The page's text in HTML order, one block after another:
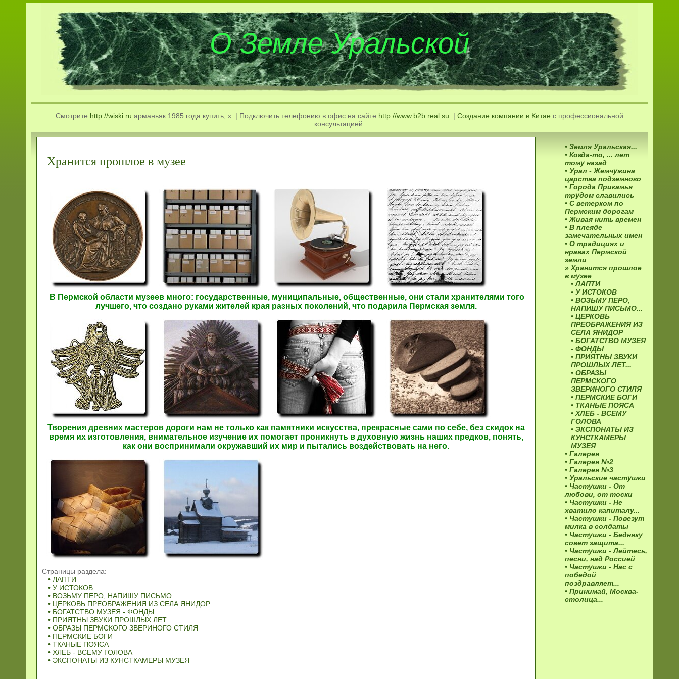
О Земле Уральской
Смотрите http://wiski.ru арманьяк 1985 года купить, x. | Подключить телефонию в офис на сайте http://www.b2b.real.su . | Создание компании в Китае с профессиональной
консультацией.
• Земля Уральская...
• Когда-то, ... лет
тому назад
• Урал - Жемчужина
царства подземного
• Города Прикамья
трудом славились
• С ветерком по
Пермским дорогам
• Живая нить времен
• В плеяде
замечательных имен
• О традициях и
нравах Пермской
земли
» Хранится прошлое
в музее
• ЛАПТИ
• У ИСТОКОВ
• ВОЗЬМУ ПЕРО,
НАПИШУ ПИСЬМО...
• ЦЕРКОВЬ
ПРЕОБРАЖЕНИЯ ИЗ
СЕЛА ЯНИДОР
• БОГАТСТВО МУЗЕЯ
- ФОНДЫ
• ПРИЯТНЫ ЗВУКИ
ПРОШЛЫХ ЛЕТ...
• ОБРАЗЫ
ПЕРМСКОГО
ЗВЕРИНОГО СТИЛЯ
• ПЕРМСКИЕ БОГИ
• ТКАНЫЕ ПОЯСА
• ХЛЕБ - ВСЕМУ
ГОЛОВА
• ЭКСПОНАТЫ ИЗ
КУНСТКАМЕРЫ
МУЗЕЯ
• Галерея
• Галерея №2
• Галерея №3
• Уральские частушки
• Частушки - От
любови, от тоски
• Частушки - Не
хватило капиталу...
• Частушки - Повезут
милка в солдаты
• Частушки - Бедняку
совет защита...
• Частушки - Лейтесь,
песни, над Россией
• Частушки - Нac с
победой
поздравляет...
• Принимай, Москва-
столица...
Хранится прошлое в музее
В Пермской области музеев много: государственные, муниципальные, общественные, они стали хранителями того
лучшего, что создано руками жителей края разных поколений, что подарила Пермская земля.
Творения древних мастеров дороги нам не только как памятники искусства, прекрасные сами по себе, без скидок на
время их изготовления, внимательное изучение их помогает проникнуть в духовную жизнь наших предков, понять,
как они воспринимали окружавший их мир и пытались воздействовать на него.
Страницы раздела:
• ЛАПТИ
• У ИСТОКОВ
• ВОЗЬМУ ПЕРО, НАПИШУ ПИСЬМО...
• ЦЕРКОВЬ ПРЕОБРАЖЕНИЯ ИЗ СЕЛА ЯНИДОР
• БОГАТСТВО МУЗЕЯ - ФОНДЫ
• ПРИЯТНЫ ЗВУКИ ПРОШЛЫХ ЛЕТ...
• ОБРАЗЫ ПЕРМСКОГО ЗВЕРИНОГО СТИЛЯ
• ПЕРМСКИЕ БОГИ
• ТКАНЫЕ ПОЯСА
• ХЛЕБ - ВСЕМУ ГОЛОВА
• ЭКСПОНАТЫ ИЗ КУНСТКАМЕРЫ МУЗЕЯ